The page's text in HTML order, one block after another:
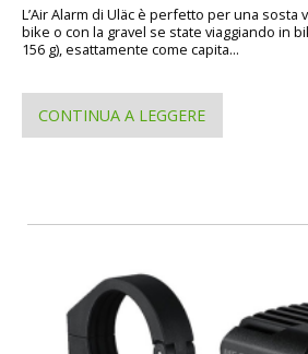
L’Air Alarm di Uläc è perfetto per una sosta
bike o con la gravel se state viaggiando in
156 g), esattamente come capita...
CONTINUA A LEGGERE